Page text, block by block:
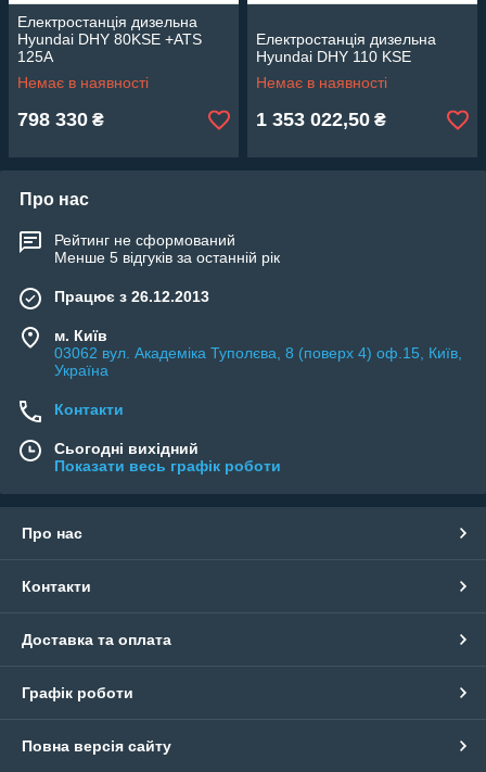
Електростанція дизельна
Hyundai DHY 80KSE +ATS
125A
Немає в наявності
798 330 ₴
Електростанція дизельна
Hyundai DHY 110 KSE
Немає в наявності
1 353 022,50 ₴
Про нас
Рейтинг не сформований
Менше 5 відгуків за останній рік
Працює з 26.12.2013
м. Київ
03062 вул. Академіка Туполєва, 8 (поверх 4) оф.15, Київ,
Україна
Контакти
Сьогодні вихідний
Показати весь графік роботи
Про нас
Контакти
Доставка та оплата
Графік роботи
Повна версія сайту